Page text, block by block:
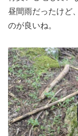
昼間雨だったけど
のが良いね。